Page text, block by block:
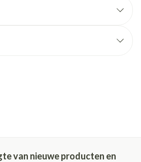
van nieuwe producten en